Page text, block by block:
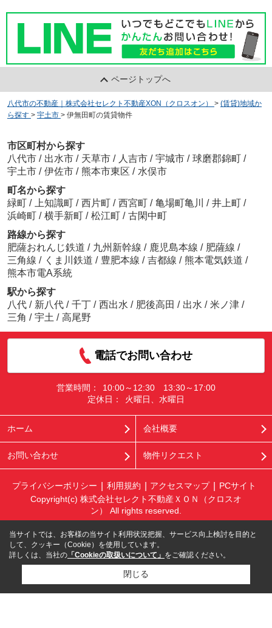
ページトップへ
八代市の不動産｜株式会社セレクト不動産XON（クロスオン） > (賃貸)地域か
ら探す > 宇土市 > 伊無田町の賃貸物件
市区町村から探す
八代市 / 出水市 / 天草市 / 人吉市 / 宇城市 / 球磨郡錦町 /
宇土市 / 伊佐市 / 熊本市東区 / 水俣市
町名から探す
緑町 / 上知識町 / 西片町 / 西宮町 / 亀場町亀川 / 井上町 /
浜崎町 / 横手新町 / 松江町 / 古閑中町
路線から探す
肥薩おれんじ鉄道 / 九州新幹線 / 鹿児島本線 / 肥薩線 /
三角線 / くま川鉄道 / 豊肥本線 / 吉都線 / 熊本電気鉄道 /
熊本市電A系統
駅から探す
八代 / 新八代 / 千丁 / 西出水 / 肥後高田 / 出水 / 米ノ津 /
三角 / 宇土 / 高尾野
電話でお問い合わせ
営業時間：
10:00～12:30 13:30～17:00
定休日：
火曜日、水曜日
ホーム 会社概要
お問い合わせ 物件リクエスト
プライバシーポリシー 利用規約 アクセスマップ
PCサイト
Copyright(c) 株式会社セレクト不動産ＸＯＮ（クロスオ
ン） All rights reserved.
当サイトでは、お客様の当サイト利用状況把握、サービス向上検討を目的と
して、クッキー（Cookie）を使用しています。
詳しくは、当社の 「Cookieの取扱いについて」 をご確認ください。
閉じる